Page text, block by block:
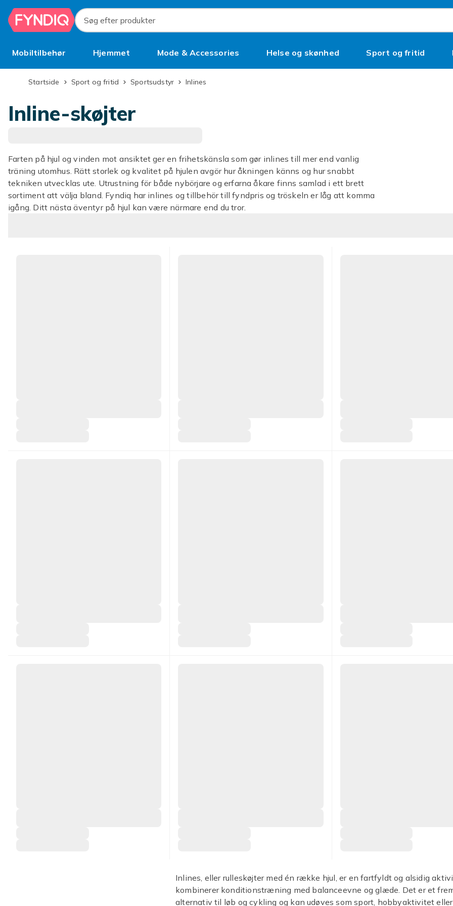
Spring til hovedindhold
Søg efter produkter
Mobiltilbehør Hjemmet Mode & Accessories Helse og skønhed Sport og fritid
BrugtStartside Sport og fritid Sportsudstyr Inlines
Inline-skøjter
Farten på hjul og vinden mot ansiktet ger en frihetskänsla som gør inlines till mer end vanlig
träning utomhus. Rätt storlek og kvalitet på hjulen avgör hur åkningen känns og hur snabbt
tekniken utvecklas ute. Utrustning för både nybörjare og erfarna åkare finns samlad i ett brett
sortiment att välja bland. Fyndiq har inlines og tillbehör till fyndpris og tröskeln er låg att komma
igång. Ditt nästa äventyr på hjul kan være närmare end du tror.
Inlines, eller rulleskøjter med én række hjul, er en fartfyldt og alsidig
kombinerer konditionstræning med balanceevne og glæde. Det er et
alternativ til løb og cykling og kan udøves som sport, hobbyaktivitet eller